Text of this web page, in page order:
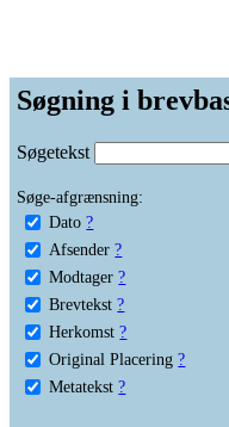
Søgning i
Søgetekst
Søge-afgrænsning:
Dato ?
Afsender ?
Modtager ?
Brevtekst ?
Herkomst ?
Original Placering ?
Metatekst ?